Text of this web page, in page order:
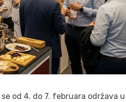
od 4. do 7. februara održava u